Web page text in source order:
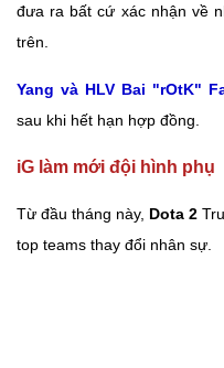
đưa ra bất cứ xác nhận về
trên.
Yang và HLV Bai "rOtK"
sau khi hết hạn hợp đồng.
iG làm mới đội hình phụ
Từ đầu tháng này, Dota 2
top teams thay đổi nhân sự.